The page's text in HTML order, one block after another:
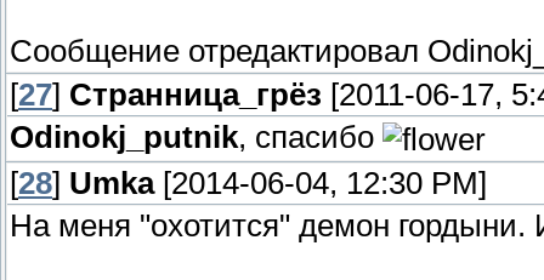
Сообщение отредактировал
[27] Странница_грёз [2011-06-17,
Odinokj_putnik, спасибо
[28] Umka[2014-06-04, 12:30 PM]
На меня "охотится" демон гордыни.